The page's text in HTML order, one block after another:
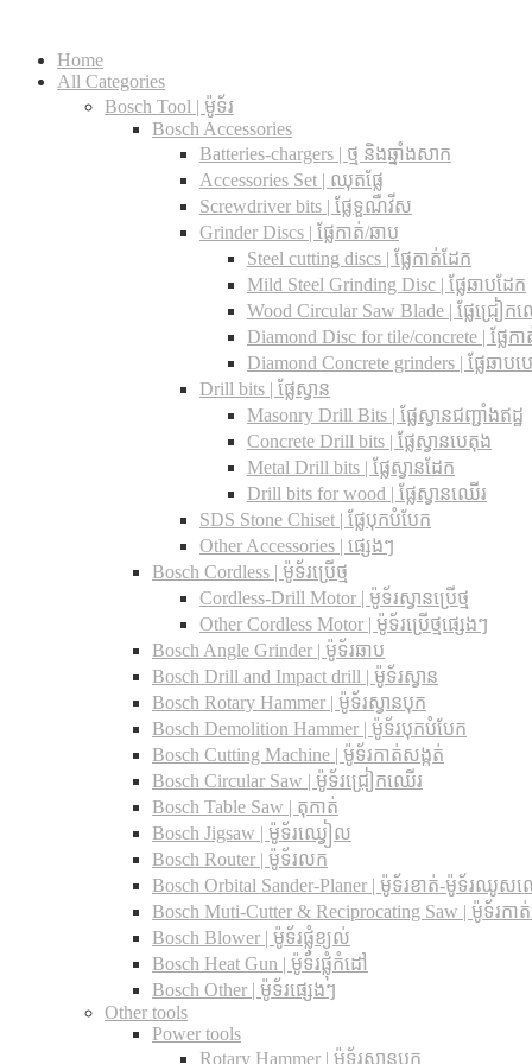
Home
All Categories
Bosch Tool | ម៉ូទ័រ
Bosch Accessories
Batteries-chargers | ថ្ម និងឆ្នាំងសាក
Accessories Set | ឈុតផ្លែ
Screwdriver bits | ផ្លែទួណឺវីស
Grinder Discs |​ ផ្លែកាត់/ឆាប
Steel cutting discs |​ ផ្លែកាត់ដែក
Mild Steel Grinding Disc | ផ្លែឆាបដែក
Wood Circular Saw Blade | ផ្លែជ្រៀក
Diamond Disc for tile/concrete​ | ផ្លែកា
Diamond Concrete grinders | ផ្លែឆាបប
Drill bits |​ ផ្លែស្វាន
Masonry Drill Bits |​ ផ្លែស្វានជញ្ជាំងឥដ្ឋ
Concrete Drill bits |​ ផ្លែស្វានបេតុង
Metal Drill bits |​ ផ្លែស្វានដែក
Drill bits for wood |​ ផ្លែស្វានឈើរ
SDS Stone Chiset |​ ផ្លែបុកបំបែក
Other Accessories | ផ្សេងៗ
Bosch Cordless | ម៉ូទ័រប្រើថ្ម
Cordless-Drill Motor | ម៉ូទ័រស្វានប្រើថ្ម
Other Cordless Motor | ម៉ូទ័រប្រើថ្មផ្សេងៗ
Bosch Angle Grinder | ម៉ូទ័រឆាប
Bosch Drill and Impact drill | ម៉ូទ័រស្វាន
Bosch Rotary Hammer | ម៉ូទ័រស្វានបុក
Bosch Demolition Hammer | ម៉ូទ័របុកបំបែក
Bosch Cutting Machine | ម៉ូទ័រកាត់សង្កត់
Bosch Circular Saw | ម៉ូទ័រជ្រៀកឈើរ
Bosch Table Saw | តុកាត់
Bosch Jigsaw | ម៉ូទ័រឈ្វៀល
Bosch Router | ម៉ូទ័រលក
Bosch Orbital Sander-Planer​ | ម៉ូទ័រខាត់-ម៉ូទ័រឈូស
Bosch Muti-Cutter & Reciprocating Saw​ | ម៉ូទ័រកា
Bosch Blower | ម៉ូទ័រផ្លុំខ្យល់
Bosch Heat Gun | ម៉ូទ័រផ្លុំកំដៅ
Bosch Other | ម៉ូទ័រផ្សេងៗ
Other tools
Power tools
Rotary Hammer | ម៉ូទ័រស្វានបុក